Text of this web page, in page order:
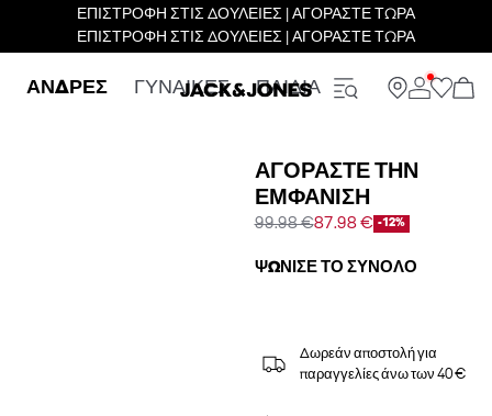
ΕΠΙΣΤΡΟΦΗ ΣΤΙΣ ΔΟΥΛΕΙΕΣ | ΑΓΟΡΑΣΤΕ ΤΩΡΑ
ΕΠΙΣΤΡΟΦΗ ΣΤΙΣ ΔΟΥΛΕΙΕΣ | ΑΓΟΡΑΣΤΕ ΤΩΡΑ
ΑΝΔΡΕΣ ΓΥΝΑΙΚΕΣ ΠΑΙΔΙΑ
ΑΓΟΡΆΣΤΕ ΤΗΝ
ΕΜΦΆΝΙΣΗ
99.98 €87.98 € -12%
ΨΏΝΙΣΕ ΤΟ ΣΎΝΟΛΟ
Δωρεάν αποστολή για
παραγγελίες άνω των 40 €